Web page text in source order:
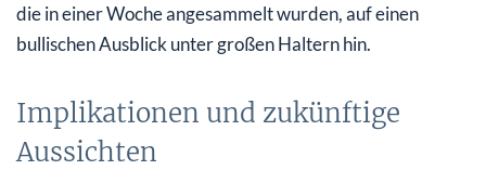
die in einer Woche angesammelt wurden, auf einen
bullischen Ausblick unter großen Haltern hin.
Implikationen und zukünftige
Aussichten